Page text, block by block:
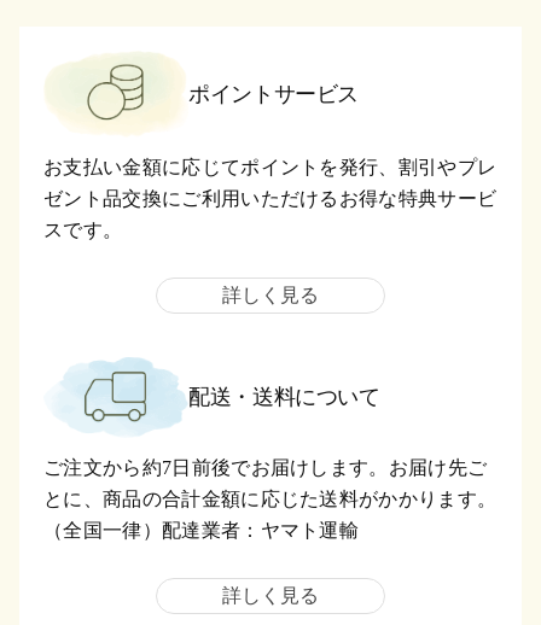
ポイントサービス
お支払い金額に応じてポイントを発行、割引やプレ
ゼント品交換にご利用いただけるお得な特典サービ
スです。
詳しく見る
配送・送料について
ご注文から約7日前後でお届けします。お届け先ご
とに、商品の合計金額に応じた送料がかかります。
（全国一律）配達業者：ヤマト運輸
詳しく見る